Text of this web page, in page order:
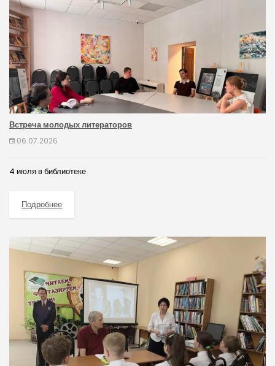
Встреча молодых литераторов
06.07.2026
4 июля в библиотеке
Подробнее